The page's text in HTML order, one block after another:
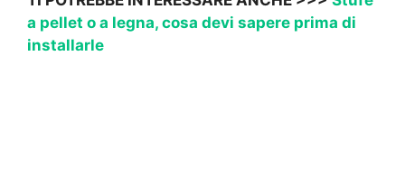
a pellet o a legna, cosa devi sapere prima di
installarle